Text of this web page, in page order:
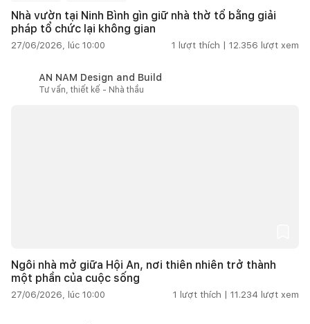
Nhà vườn tại Ninh Bình gìn giữ nhà thờ tổ bằng giải
pháp tổ chức lại không gian
27/06/2026, lúc 10:00 1 lượt thích | 12.356 lượt xem
AN NAM Design and Build
Tư vấn, thiết kế - Nhà thầu
Ngôi nhà mở giữa Hội An, nơi thiên nhiên trở thành
một phần của cuộc sống
27/06/2026, lúc 10:00 1 lượt thích | 11.234 lượt xem